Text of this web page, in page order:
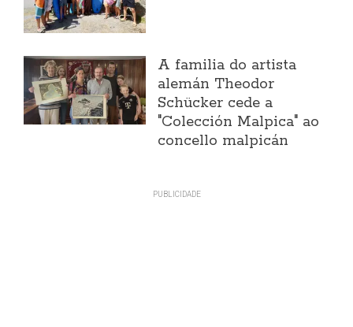
A familia do artista
alemán Theodor
Schücker cede a
"Colección Malpica" ao
concello malpicán